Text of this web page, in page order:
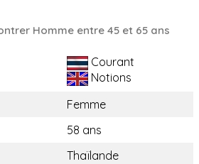
Homme entre 45 et 65 ans
Courant
Notions
Femme
58 ans
Thaïlande